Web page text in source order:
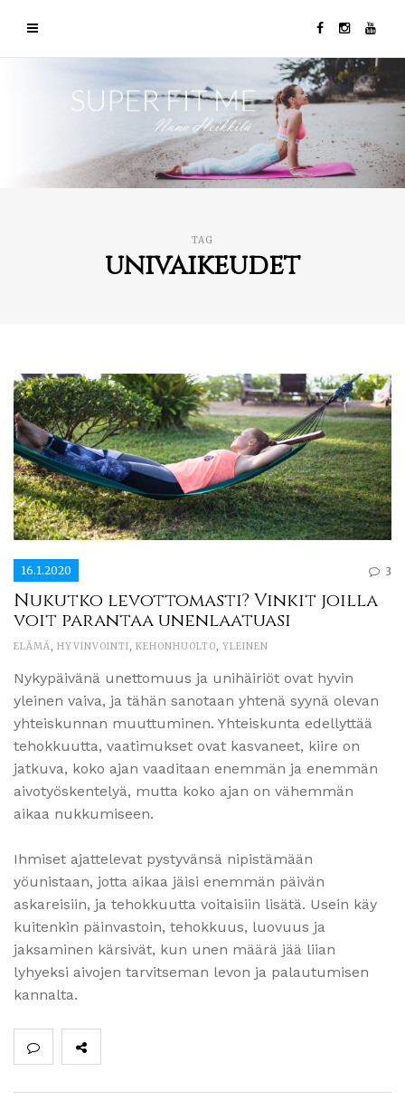
TAG
univaikeudet
16.1.2020 3
Nukutko levottomasti? Vinkit joilla
voit parantaa unenlaatuasi
ELÄMÄ HYVINVOINTI KEHONHUOLTO YLEINEN
Nykypäivänä unettomuus ja unihäiriöt ovat hyvin
yleinen vaiva, ja tähän sanotaan yhtenä syynä olevan
yhteiskunnan muuttuminen. Yhteiskunta edellyttää
tehokkuutta, vaatimukset ovat kasvaneet, kiire on
jatkuva, koko ajan vaaditaan enemmän ja enemmän
aivotyöskentelyä, mutta koko ajan on vähemmän
aikaa nukkumiseen.
Ihmiset ajattelevat pystyvänsä nipistämään
yöunistaan, jotta aikaa jäisi enemmän päivän
askareisiin, ja tehokkuutta voitaisiin lisätä. Usein käy
kuitenkin päinvastoin, tehokkuus, luovuus ja
jaksaminen kärsivät, kun unen määrä jää liian
lyhyeksi aivojen tarvitseman levon ja palautumisen
kannalta.